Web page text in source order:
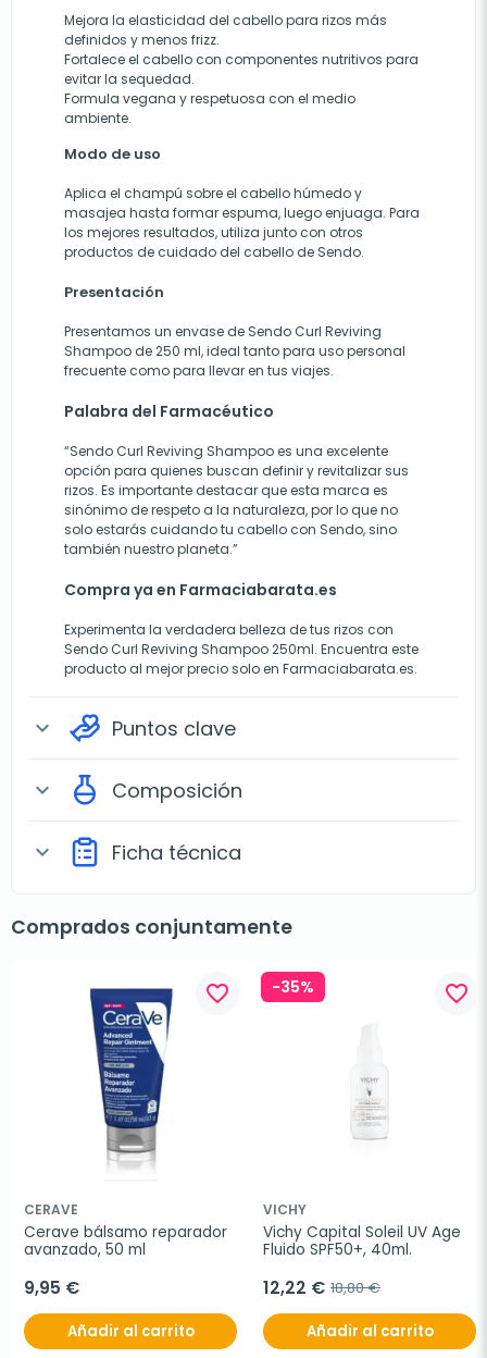
Mejora la elasticidad del cabello para rizos más
definidos y menos frizz.
Fortalece el cabello con componentes nutritivos para
evitar la sequedad.
Formula vegana y respetuosa con el medio
ambiente.
Modo de uso
Aplica el champú sobre el cabello húmedo y
masajea hasta formar espuma, luego enjuaga. Para
los mejores resultados, utiliza junto con otros
productos de cuidado del cabello de Sendo.
Presentación
Presentamos un envase de Sendo Curl Reviving
Shampoo de 250 ml, ideal tanto para uso personal
frecuente como para llevar en tus viajes.
Palabra del Farmacéutico
“Sendo Curl Reviving Shampoo es una excelente
opción para quienes buscan definir y revitalizar sus
rizos. Es importante destacar que esta marca es
sinónimo de respeto a la naturaleza, por lo que no
solo estarás cuidando tu cabello con Sendo, sino
también nuestro planeta.”
Compra ya en Farmaciabarata.es
Experimenta la verdadera belleza de tus rizos con
Sendo Curl Reviving Shampoo 250ml. Encuentra este
producto al mejor precio solo en Farmaciabarata.es.
expand_more Puntos clave
expand_more Composición
expand_more Ficha técnica
Comprados conjuntamente
favorite_border
CERAVE
Cerave bálsamo reparador
avanzado, 50 ml
9,95 €
Añadir al carrito
-35% favorite_border
VICHY
Vichy Capital Soleil UV Age
Fluido SPF50+, 40ml.
12,22 € 18,80 €
Añadir al carrito